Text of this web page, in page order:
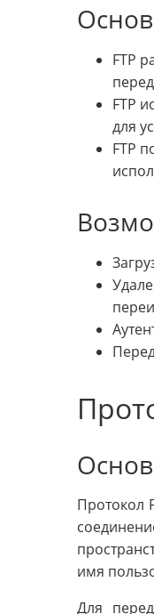
FTP
FTP
для
FTP
Протокол
имя
Для